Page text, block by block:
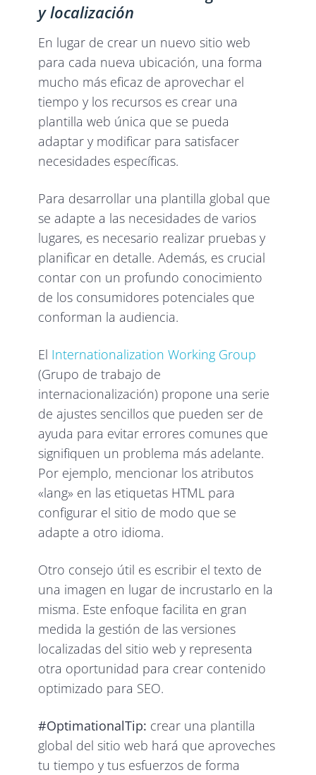
y localización
En lugar de crear un nuevo sitio web
para cada nueva ubicación, una forma
mucho más eficaz de aprovechar el
tiempo y los recursos es crear una
plantilla web única que se pueda
adaptar y modificar para satisfacer
necesidades específicas.
Para desarrollar una plantilla global que
se adapte a las necesidades de varios
lugares, es necesario realizar pruebas y
planificar en detalle. Además, es crucial
contar con un profundo conocimiento
de los consumidores potenciales que
conforman la audiencia.
El Internationalization Working Group
(Grupo de trabajo de
internacionalización) propone una serie
de ajustes sencillos que pueden ser de
ayuda para evitar errores comunes que
signifiquen un problema más adelante.
Por ejemplo, mencionar los atributos
«lang» en las etiquetas HTML para
configurar el sitio de modo que se
adapte a otro idioma.
Otro consejo útil es escribir el texto de
una imagen en lugar de incrustarlo en la
misma. Este enfoque facilita en gran
medida la gestión de las versiones
localizadas del sitio web y representa
otra oportunidad para crear contenido
optimizado para SEO.
#OptimationalTip: crear una plantilla
global del sitio web hará que aproveches
tu tiempo y tus esfuerzos de forma